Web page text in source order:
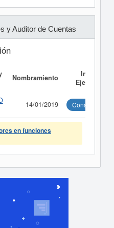
y Auditor de Cuentas
Nombramiento
Informe
Ejecutivo
14/01/2019 Consultar
en funciones